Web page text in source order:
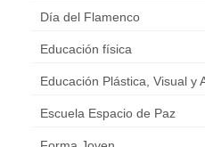
Día del Flamenco
Educación física
Educación Plástica, Visual y
Escuela Espacio de Paz